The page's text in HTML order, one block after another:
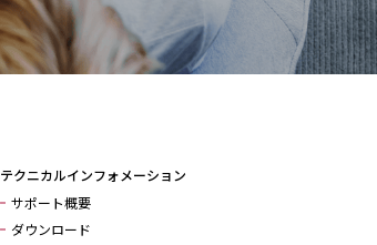
テクニカルインフォメーション
サポート概要
ダウンロード